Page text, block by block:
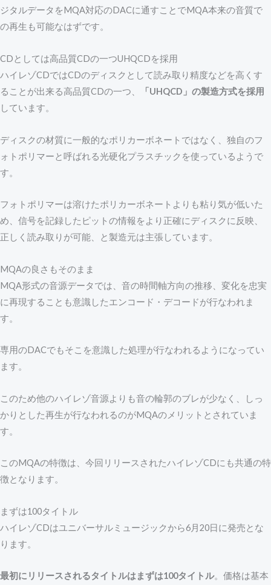
ジタルデータをMQA対応のDACに通すことでMQA本来の音質で
の再生も可能なはずです。
CDとしては高品質CDの一つUHQCDを採用
ハイレゾCDではCDのディスクとして読み取り精度などを高くす
ることが出来る高品質CDの一つ、
「UHQCD」の製造方式を採用
しています。
ディスクの材質に一般的なポリカーボネートではなく、独自のフ
ォトポリマーと呼ばれる光硬化プラスチックを使っているようで
す。
フォトポリマーは溶けたポリカーボネートよりも粘り気が低いた
め、信号を記録したピットの情報をより正確にディスクに反映、
正しく読み取りが可能、と製造元は主張しています。
MQAの良さもそのまま
MQA形式の音源データでは、音の時間軸方向の推移、変化を忠実
に再現することも意識したエンコード・デコードが行なわれま
す。
専用のDACでもそこを意識した処理が行なわれるようになってい
ます。
このため他のハイレゾ音源よりも音の輪郭のブレが少なく、しっ
かりとした再生が行なわれるのがMQAのメリットとされていま
す。
このMQAの特徴は、今回リリースされたハイレゾCDにも共通の特
徴となります。
まずは100タイトル
ハイレゾCDはユニバーサルミュージックから6月20日に発売とな
ります。
最初にリリースされるタイトルはまずは100タイトル。価格は基本